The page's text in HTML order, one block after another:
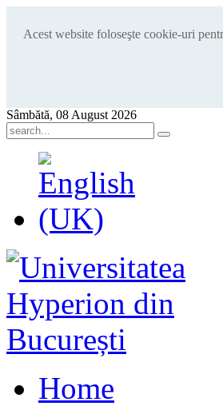
Acest website foloseşte cookie-uri
Sâmbătă, 08 August 2026
Home